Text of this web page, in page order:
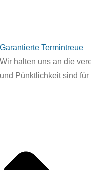
Garantierte Termintreue
Wir halten uns an die
und Pünktlichkeit sind für